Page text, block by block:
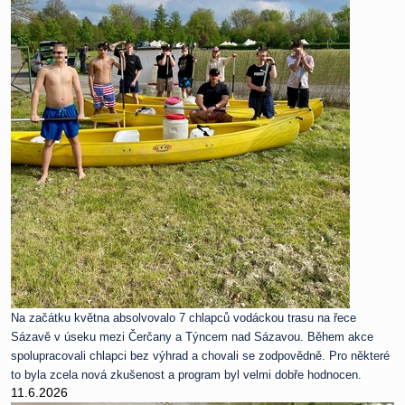
Na začátku května absolvovalo 7 chlapců vodáckou trasu na řece
Sázavě v úseku mezi Čerčany a Týncem nad Sázavou. Během akce
spolupracovali chlapci bez výhrad a chovali se zodpovědně. Pro některé
to byla zcela nová zkušenost a program byl velmi dobře hodnocen.
11.6.2026